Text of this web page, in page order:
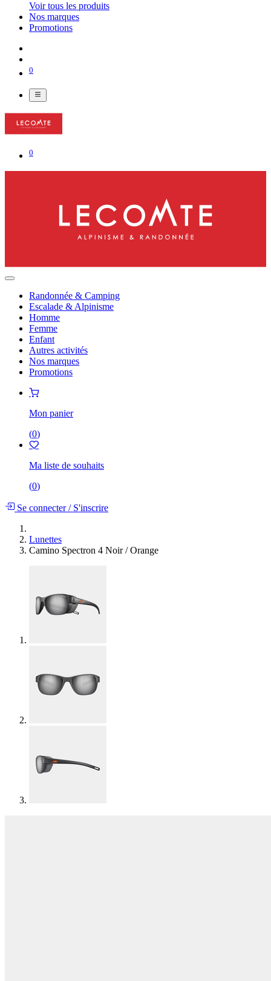
Voir tous les produits
Nos marques
Promotions
0
0
Randonnée & Camping
Escalade & Alpinisme
Homme
Femme
Enfant
Autres activités
Nos marques
Promotions
Mon panier
(0)
Ma liste de souhaits
(0)
Se connecter/S'inscrire
Lunettes
Camino Spectron 4 Noir / Orange